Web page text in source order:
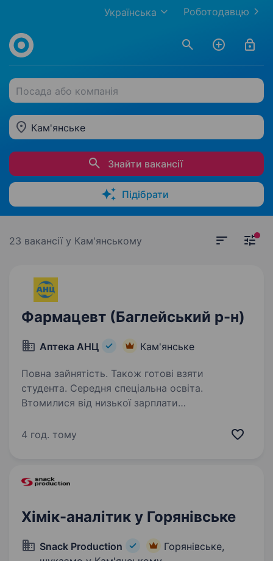
Роботодавцю
Українська
Посада або компанія
Кам'янське
Знайти вакансії
Підібрати
23 вакансії у Кам'янському
Фармацевт (Баглейський р-н)
Аптека АНЦ Кам'янське
Повна зайнятість. Також готові взяти
студента. Середня спеціальна освіта.
Втомилися від низької зарплати
краще! Вітаємо! Це лідер фармацевтичного
Ми з гордістю реалізуємо…
4 год. тому
Хімік-аналітик у Горянівське
Snack Production
Горянівське,